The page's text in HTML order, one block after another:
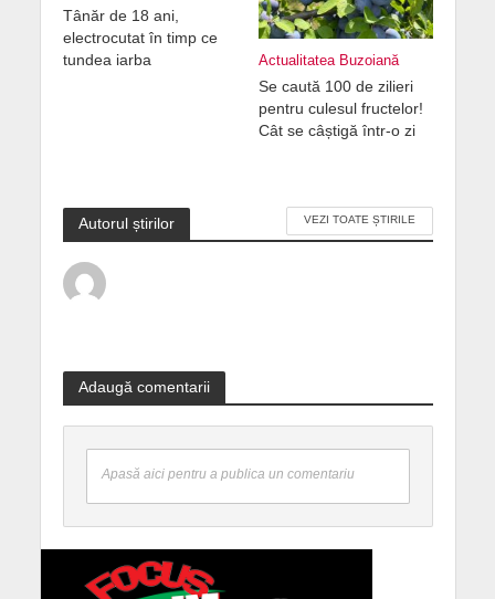
Tânăr de 18 ani,
electrocutat în timp ce
tundea iarba
Actualitatea Buzoiană
Se caută 100 de zilieri
pentru culesul fructelor!
Cât se câștigă într-o zi
Autorul știrilor VEZI TOATE ȘTIRILE
Adaugă comentarii
Apasă aici pentru a publica un comentariu